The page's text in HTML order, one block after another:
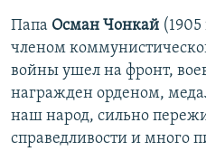
Папа Осман Чонкай (1905
членом
войны ушел на фронт,
награжден орденом,
наш народ, сильно
справедливости и много